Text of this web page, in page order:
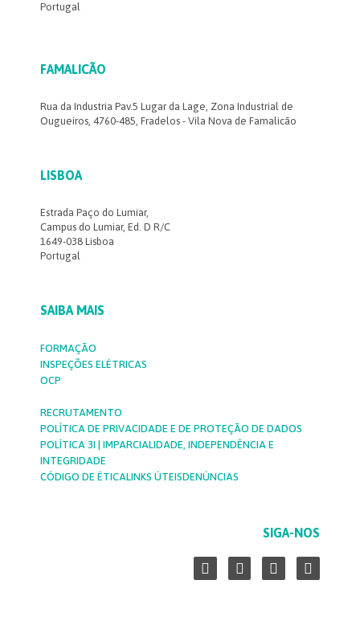
Portugal
FAMALICÃO
Rua da Industria Pav.5 Lugar da Lage, Zona Industrial de
Ougueiros, 4760-485, Fradelos - Vila Nova de Famalicão
LISBOA
Estrada Paço do Lumiar,
Campus do Lumiar, Ed. D R/C
1649-038 Lisboa
Portugal
SAIBA MAIS
FORMAÇÃO
INSPEÇÕES ELÉTRICAS
OCP
RECRUTAMENTO
POLÍTICA DE PRIVACIDADE E DE PROTEÇÃO DE DADOS
POLÍTICA 3I | IMPARCIALIDADE, INDEPENDÊNCIA E
INTEGRIDADE
CÓDIGO DE ÉTICALINKS ÚTEISDENÚNCIAS
SIGA-NOS
L
i
F
a
Y
o
I
n